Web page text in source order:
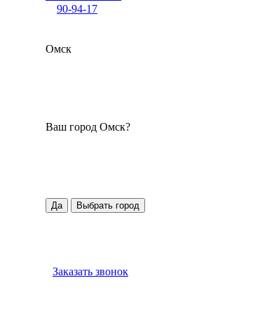
90-94-17
Омск
Ваш город Омск?
Да Выбрать город
Заказать звонок